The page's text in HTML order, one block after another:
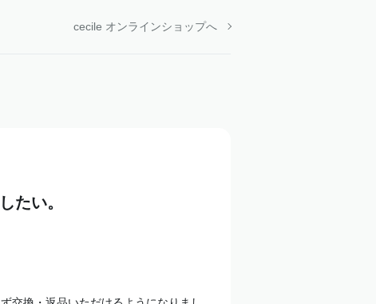
cecile オンラインショップへ
たい。